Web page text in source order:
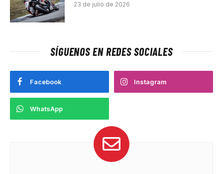
23 de julio de 2026
SÍGUENOS EN REDES SOCIALES
Facebook Instagram
WhatsApp